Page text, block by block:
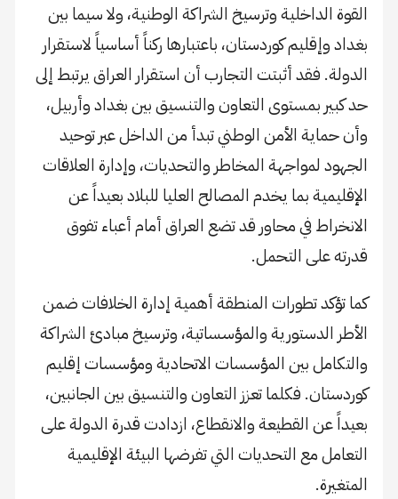
القوة الداخلية وترسيخ الشراكة الوطنية، ولا سيما بين
بغداد وإقليم كوردستان، باعتبارها ركناً أساسياً لاستقرار
الدولة. فقد أثبتت التجارب أن استقرار العراق يرتبط إلى
حد كبير بمستوى التعاون والتنسيق بين بغداد وأربيل،
وأن حماية الأمن الوطني تبدأ من الداخل عبر توحيد
الجهود لمواجهة المخاطر والتحديات، وإدارة العلاقات
الإقليمية بما يخدم المصالح العليا للبلاد بعيداً عن
الانخراط في محاور قد تضع العراق أمام أعباء تفوق
قدرته على التحمل.
كما تؤكد تطورات المنطقة أهمية إدارة الخلافات ضمن
الأطر الدستورية والمؤسساتية، وترسيخ مبادئ الشراكة
والتكامل بين المؤسسات الاتحادية ومؤسسات إقليم
كوردستان. فكلما تعزز التعاون والتنسيق بين الجانبين،
بعيداً عن القطيعة والانقطاع، ازدادت قدرة الدولة على
التعامل مع التحديات التي تفرضها البيئة الإقليمية
المتغيرة.